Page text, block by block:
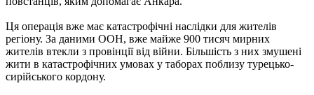
Ця операція вже має катастрофічні наслідки для жителів
регіону. За даними ООН, вже майже 900 тисяч мирних
жителів втекли з провінції від війни. Більшість з них змушені
жити в катастрофічних умовах у таборах поблизу турецько-
сирійського кордону.